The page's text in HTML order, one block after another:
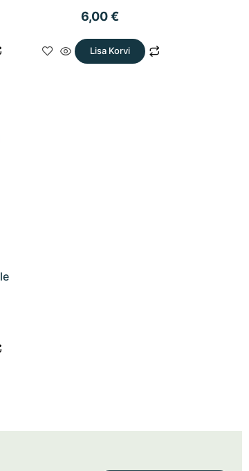
6,00€
Lisa Korvi